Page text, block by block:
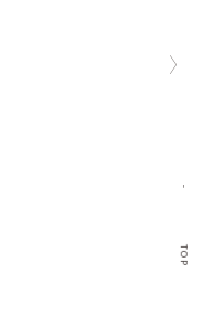
TOP